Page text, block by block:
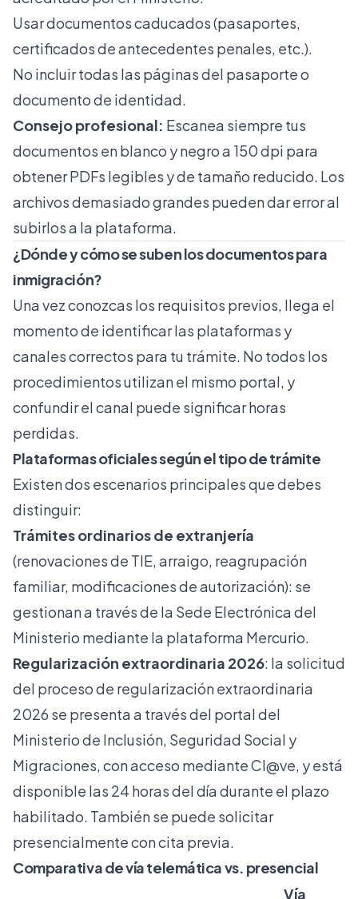
Usar documentos caducados (pasaportes,
certificados de antecedentes penales, etc.).
No incluir todas las páginas del pasaporte o
documento de identidad.
Consejo profesional: Escanea siempre tus
documentos en blanco y negro a 150 dpi para
obtener PDFs legibles y de tamaño reducido. Los
archivos demasiado grandes pueden dar error al
subirlos a la plataforma.
¿Dónde y cómo se suben los documentos para
inmigración?
Una vez conozcas los requisitos previos, llega el
momento de identificar las plataformas y
canales correctos para tu trámite. No todos los
procedimientos utilizan el mismo portal, y
confundir el canal puede significar horas
perdidas.
Plataformas oficiales según el tipo de trámite
Existen dos escenarios principales que debes
distinguir:
Trámites ordinarios de extranjería
(renovaciones de TIE, arraigo, reagrupación
familiar, modificaciones de autorización): se
gestionan a través de la Sede Electrónica del
Ministerio mediante la plataforma Mercurio.
Regularización extraordinaria 2026: la solicitud
del proceso de regularización extraordinaria
2026 se presenta a través del portal del
Ministerio de Inclusión, Seguridad Social y
Migraciones, con acceso mediante Cl@ve, y está
disponible las 24 horas del díadurante el plazo
habilitado. También se puede solicitar
presencialmente con cita previa.
Comparativa de vía telemática vs. presencial
Vía